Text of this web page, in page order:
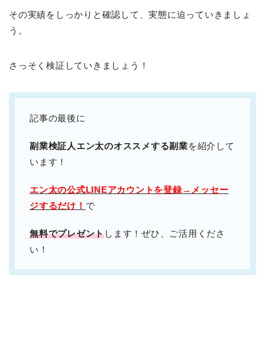
その実績をしっかりと確認して、実態に迫っていきましょ
う。
さっそく検証していきましょう！
記事の最後に
副業検証人エン太のオススメする副業を紹介して
います！
エン太の公式LINEアカウントを登録→メッセー
ジするだけ！ で
無料でプレゼントします！ぜひ、ご活用くださ
い！